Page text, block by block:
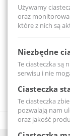
Łożysko
6204-2RS-MTM
Dostępny
Używamy
oraz
które z nich są
Niezbędne
Te ciasteczka są
serwisu i nie
Ciasteczka
Te ciasteczka
pozwalają nam
oraz jakość